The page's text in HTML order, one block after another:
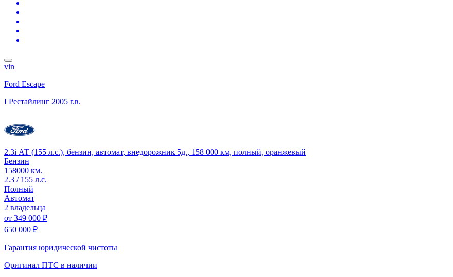
vin
Ford Escape
I Рестайлинг 2005 г.в.
2.3i АТ (155 л.с.), бензин, автомат, внедорожник 5д., 158 000 км, полный, оранжевый
Бензин
158000 км.
2.3 / 155 л.с.
Полный
Автомат
2 владельца
от 349 000 ₽
650 000 ₽
Гарантия юридической чистоты
Оригинал ПТС в наличии